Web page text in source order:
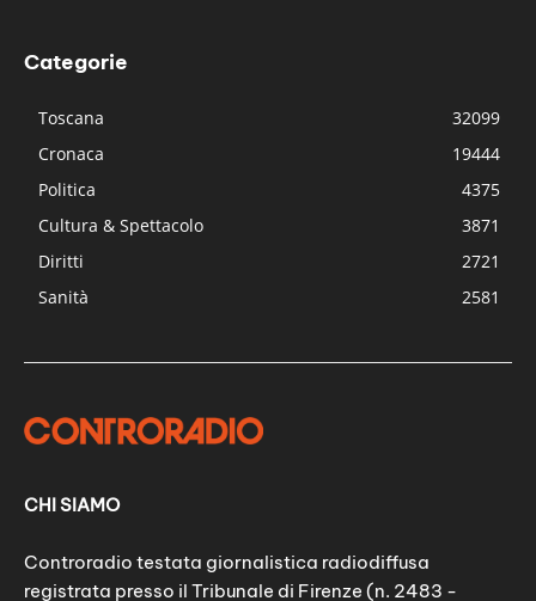
Categorie
Toscana
32099
Cronaca
19444
Politica
4375
Cultura & Spettacolo
3871
Diritti
2721
Sanità
2581
CHI SIAMO
Controradio testata giornalistica radiodiffusa
registrata presso il Tribunale di Firenze (n. 2483 -